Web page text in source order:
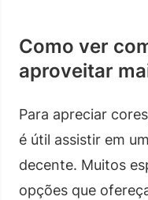
Como ver
aproveitar
Para apreciar
é útil assistir em
decente. Muitos
opções que